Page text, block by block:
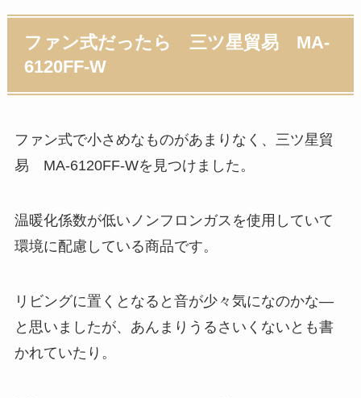
ファン式だったら 三ツ星貿易 MA-
6120FF-W
ファン式で小さめなものがあまりなく、三ツ星貿
易 MA-6120FF-Wを見つけました。
温暖化係数が低いノンフロンガスを使用していて
環境に配慮している商品です。
リビングに置くとなると音が少々気になのかな―
と思いましたが、あんまりうるさいくないとも書
かれていたり。